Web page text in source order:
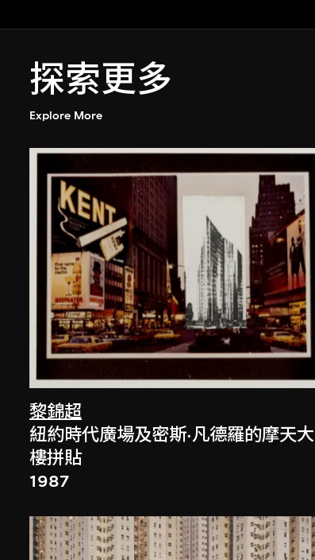
探索更多
Explore More
黎錦超
紐約時代廣場及密斯·凡德羅的摩天大
樓拼貼
1987